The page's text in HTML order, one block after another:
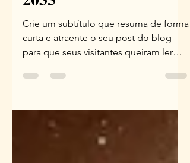
2035
Crie um subtítulo que resuma de forma
para que seus visitantes queiram ler
mais. Bem-vindo ao seu...